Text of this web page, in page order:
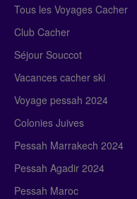
Tous les Voyages Cacher
Club Cacher
Séjour Souccot
Vacances cacher ski
Voyage pessah 2024
Colonies Juives
Pessah Marrakech 2024
Pessah Agadir 2024
Pessah Maroc